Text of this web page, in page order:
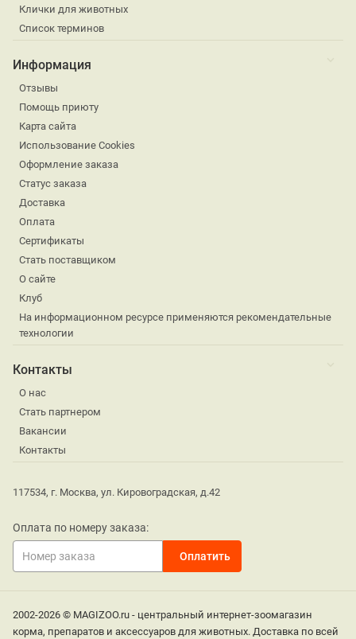
Клички для животных
Список терминов
Информация
Отзывы
Помощь приюту
Карта сайта
Использование Cookies
Оформление заказа
Статус заказа
Доставка
Оплата
Сертификаты
Стать поставщиком
О сайте
Клуб
На информационном ресурсе применяются рекомендательные
технологии
Контакты
О нас
Стать партнером
Вакансии
Контакты
117534, г. Москва, ул. Кировоградская, д.42
Оплата по номеру заказа:
2002-2026 © MAGIZOO.ru - центральный интернет-зоомагазин
корма, препаратов и аксессуаров для животных. Доставка по всей